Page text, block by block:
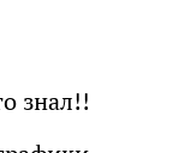
знал!!